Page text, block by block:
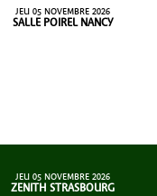
JEU 05 NOVEMBRE 2026
SALLE POIREL NANCY
JEU 05 NOVEMBRE 2026
ZENITH STRASBOURG